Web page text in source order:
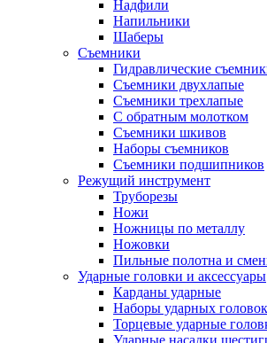
Надфили
Напильники
Шаберы
Съемники
Гидравлические
Съемники двухлапые
Съемники трехлапые
С обратным молотком
Съемники шкивов
Наборы съемников
Съемники подшипников
Режущий инструмент
Труборезы
Ножи
Ножницы по металлу
Ножовки
Пильные полотна и
Ударные головки и аксессуары
Карданы ударные
Наборы ударных головок
Торцевые ударные
Ударные насадки